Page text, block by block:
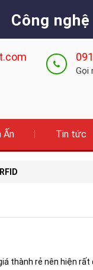
Công
Gọi
Ấn Tin tức
thành rẻ nên hiện rất